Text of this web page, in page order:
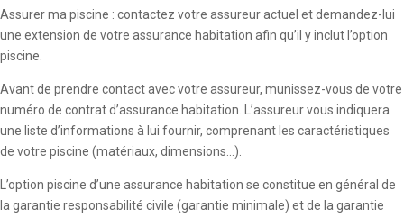
Assurer ma piscine : contactez votre assureur actuel et demandez-lui
une extension de votre assurance habitation afin qu’il y inclut l’option
piscine.
Avant de prendre contact avec votre assureur, munissez-vous de votre
numéro de contrat d’assurance habitation. L’assureur vous indiquera
une liste d’informations à lui fournir, comprenant les caractéristiques
de votre piscine (matériaux, dimensions…).
L’option piscine d’une assurance habitation se constitue en général de
la garantie responsabilité civile (garantie minimale) et de la garantie